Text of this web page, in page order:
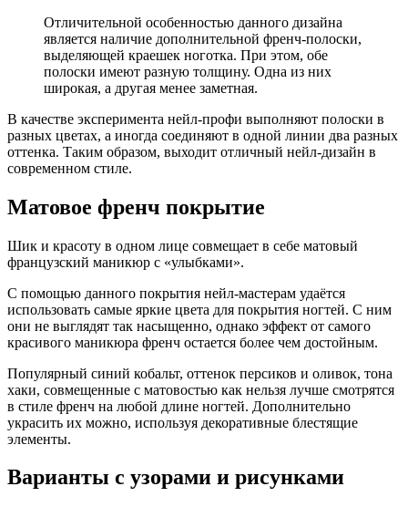
Отличительной особенностью данного дизайна
является наличие дополнительной френч-полоски,
выделяющей краешек ноготка. При этом, обе
полоски имеют разную толщину. Одна из них
широкая, а другая менее заметная.
В качестве эксперимента нейл-профи выполняют полоски в
разных цветах, а иногда соединяют в одной линии два разных
оттенка. Таким образом, выходит отличный нейл-дизайн в
современном стиле.
Матовое френч покрытие
Шик и красоту в одном лице совмещает в себе матовый
французский маникюр с «улыбками».
С помощью данного покрытия нейл-мастерам удаётся
использовать самые яркие цвета для покрытия ногтей. С ним
они не выглядят так насыщенно, однако эффект от самого
красивого маникюра френч остается более чем достойным.
Популярный синий кобальт, оттенок персиков и оливок, тона
хаки, совмещенные с матовостью как нельзя лучше смотрятся
в стиле френч на любой длине ногтей. Дополнительно
украсить их можно, используя декоративные блестящие
элементы.
Варианты с узорами и рисунками